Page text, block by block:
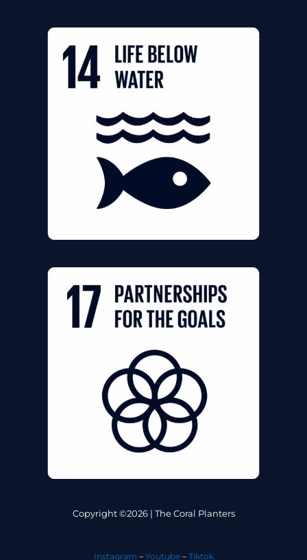
Copyright ©2026 | The Coral Planters
Instagram – Youtube– Tiktok